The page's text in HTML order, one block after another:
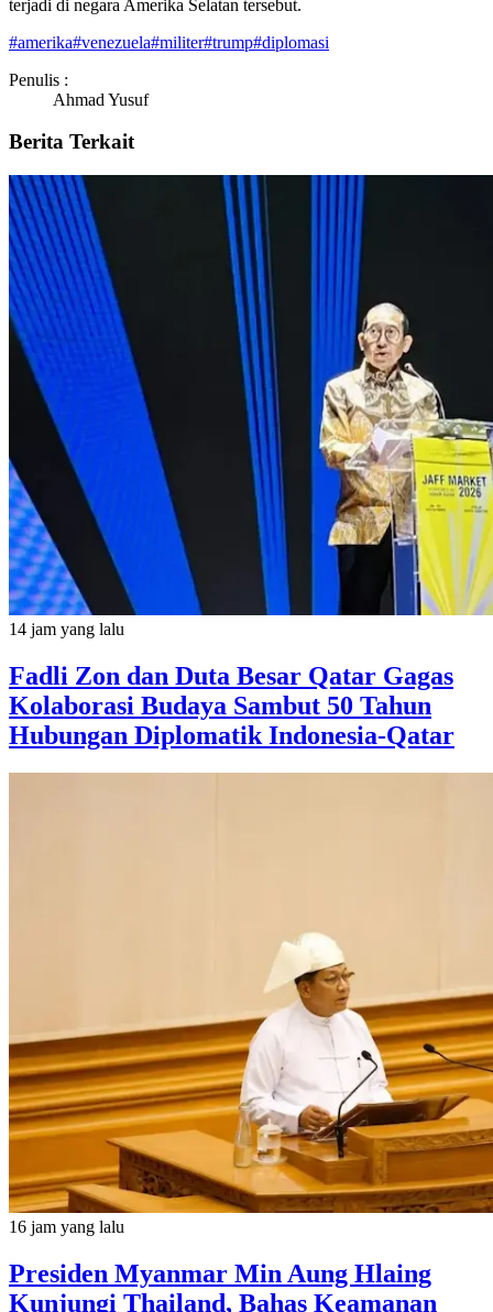
terjadi di negara Amerika Selatan tersebut.
#amerika#venezuela#militer#trump#diplomasi
Penulis :
Ahmad Yusuf
Berita Terkait
14 jam yang lalu
Fadli Zon dan Duta Besar Qatar Gagas
Kolaborasi Budaya Sambut 50 Tahun
Hubungan Diplomatik Indonesia-Qatar
16 jam yang lalu
Presiden Myanmar Min Aung Hlaing
Kunjungi Thailand, Bahas Keamanan